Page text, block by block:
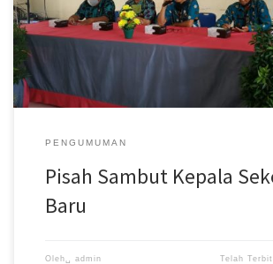
[…]
PENGUMUMAN
Pisah Sambut Kepala
Baru
Oleh␣ admin Telah Terbit